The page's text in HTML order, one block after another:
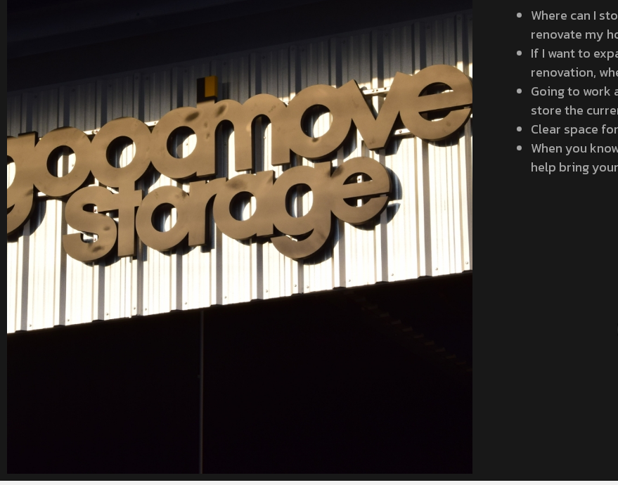
Where can I
renovate my
If I want to
renovation,
Going to work
store the
Clear space
When you
help bring